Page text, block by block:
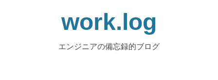
work.log
エンジニアの備忘録的ブログ